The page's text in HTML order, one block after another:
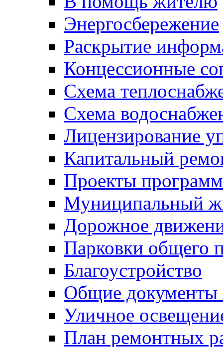
Энергосбережение
Раскрытие
Концессионные
Схема
Схема
Лицензирование
Капитальный
Проекты программ
Муниципальный
Дорожное
Парковки общего
Благоустройство
Общие
Уличное
План ремонтных